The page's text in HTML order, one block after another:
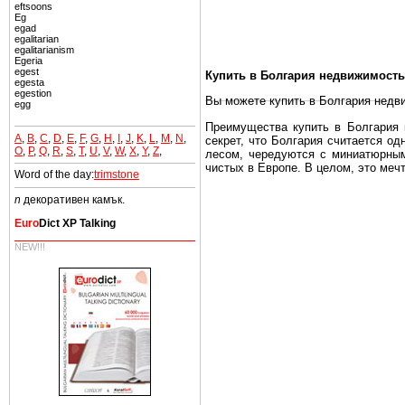
eftsoons
Eg
egad
egalitarian
egalitarianism
Egeria
egest
egesta
egestion
egg
A B C D E F, G H I J K L M N
O P, Q R S T, U V, W, X Y, Z
Word of the day:trimstone
n декоративен камък.
EuroDict XP Talking
NEW!!!
Купить в Болгария недвижимость
Вы можете купить в Болгария
Преимущества купить в
секрет, что Болгария считается
лесом, чередуются с
чистых в Европе. В целом, это
Еще одно существенное